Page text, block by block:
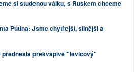
si studenou válku, s Ruskem chceme
Putina: Jsme chytřejší, silnější a
přednesla překvapivě "levicový"